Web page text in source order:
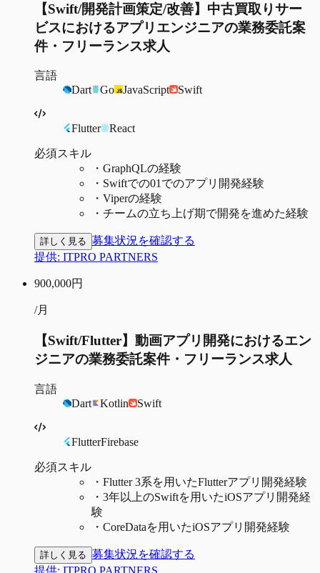
【Swift/開発計画策定/改善】中古買取りサー
ビスにおけるアプリエンジニアの業務委託案
件・フリーランス求人
言語
Dart
Go JavaScript Swift
Flutter React
必須スキル
・ GraphQLの経験
・ Swiftでの01でのアプリ開発経験
・ Viperの経験
・ チームの立ち上げ期で開発を進めた経験
詳しく見る 募集状況を確認する
提供: ITPRO PARTNERS
900,000円
/月
【Swift/Flutter】動画アプリ開発におけるエン
ジニアの業務委託案件・フリーランス求人
言語
Dart
Kotlin Swift
FlutterFirebase
必須スキル
・ Flutter 3系を用いたFlutterアプリ開発経験
・ 3年以上のSwiftを用いたiOSアプリ開発経
験
・ CoreDataを用いたiOSアプリ開発経験
詳しく見る 募集状況を確認する
提供: ITPRO PARTNERS